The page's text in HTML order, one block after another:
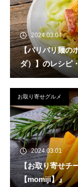
2024.03.04
【パリパリ麺の
ダ）】のレシピ
お取り寄せグルメ
2024.03.01
【お取り寄せチ
【momiji】』